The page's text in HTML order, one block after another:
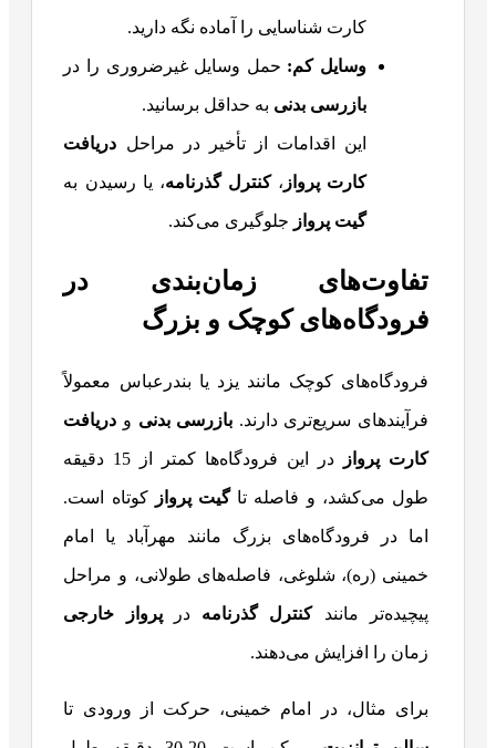
کارت شناسایی را آماده نگه دارید.
وسایل کم: حمل وسایل غیرضروری را در
بازرسی بدنی به حداقل برسانید.
این اقدامات از تأخیر در مراحل دریافت
کارت پرواز ،کنترل گذرنامه، یا رسیدن به
گیت پرواز جلوگیری می‌کند.
تفاوت‌های زمان‌بندی در
فرودگاه‌های کوچک و بزرگ
فرودگاه‌های کوچک مانند یزد یا بندرعباس معمولاً
فرآیندهای سریع‌تری دارند. بازرسی بدنی و دریافت
کارت پرواز در این فرودگاه‌ها کمتر از 15 دقیقه
طول می‌کشد، و فاصله تاگیت پرواز کوتاه است.
اما در فرودگاه‌های بزرگ مانند مهرآباد یا امام
خمینی (ره)، شلوغی، فاصله‌های طولانی، و مراحل
پیچیده‌تر مانندکنترل گذرنامه درپرواز خارجی
زمان را افزایش می‌دهند.
برای مثال، در امام خمینی، حرکت از ورودی تا